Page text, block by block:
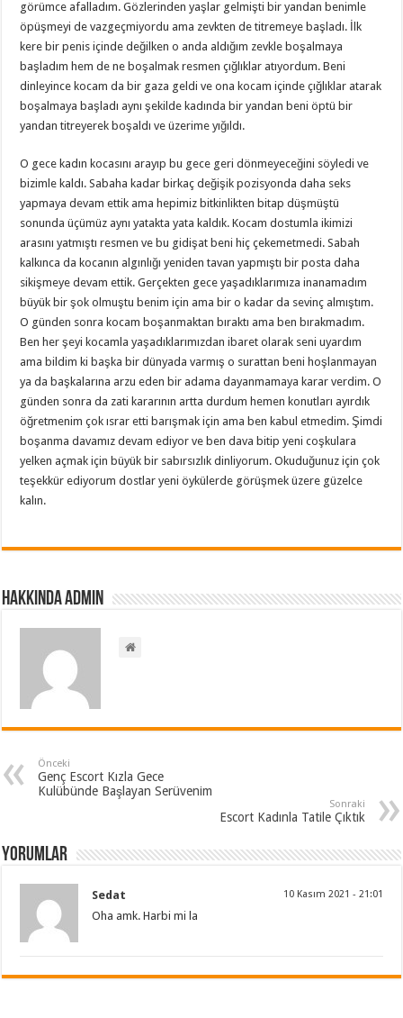
görümce afalladım. Gözlerinden yaşlar gelmişti bir yandan benimle
öpüşmeyi de vazgeçmiyordu ama zevkten de titremeye başladı. İlk
kere bir penis içinde değilken o anda aldığım zevkle boşalmaya
başladım hem de ne boşalmak resmen çığlıklar atıyordum. Beni
dinleyince kocam da bir gaza geldi ve ona kocam içinde çığlıklar atarak
boşalmaya başladı aynı şekilde kadında bir yandan beni öptü bir
yandan titreyerek boşaldı ve üzerime yığıldı.
O gece kadın kocasını arayıp bu gece geri dönmeyeceğini söyledi ve
bizimle kaldı. Sabaha kadar birkaç değişik pozisyonda daha seks
yapmaya devam ettik ama hepimiz bitkinlikten bitap düşmüştü
sonunda üçümüz aynı yatakta yata kaldık. Kocam dostumla ikimizi
arasını yatmıştı resmen ve bu gidişat beni hiç çekemetmedi. Sabah
kalkınca da kocanın algınlığı yeniden tavan yapmıştı bir posta daha
sikişmeye devam ettik. Gerçekten gece yaşadıklarımıza inanamadım
büyük bir şok olmuştu benim için ama bir o kadar da sevinç almıştım.
O günden sonra kocam boşanmaktan bıraktı ama ben bırakmadım.
Ben her şeyi kocamla yaşadıklarımızdan ibaret olarak seni uyardım
ama bildim ki başka bir dünyada varmış o surattan beni hoşlanmayan
ya da başkalarına arzu eden bir adama dayanmamaya karar verdim. O
günden sonra da zati kararının artta durdum hemen konutları ayırdık
öğretmenim çok ısrar etti barışmak için ama ben kabul etmedim. Şimdi
boşanma davamız devam ediyor ve ben dava bitip yeni coşkulara
yelken açmak için büyük bir sabırsızlık dinliyorum. Okuduğunuz için çok
teşekkür ediyorum dostlar yeni öykülerde görüşmek üzere güzelce
kalın.
Hakkında admin
Önceki
Genç Escort Kızla Gece
Kulübünde Başlayan Serüvenim
Sonraki
Escort Kadınla Tatile Çıktık
Yorumlar
Sedat 10 Kasım 2021 - 21:01
Oha amk. Harbi mi la